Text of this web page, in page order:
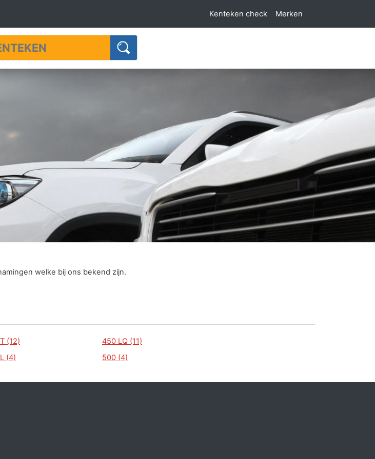
Kenteken check Merken
welke bij ons bekend zijn.
(12)
450 LQ (11)
(4)
500 (4)